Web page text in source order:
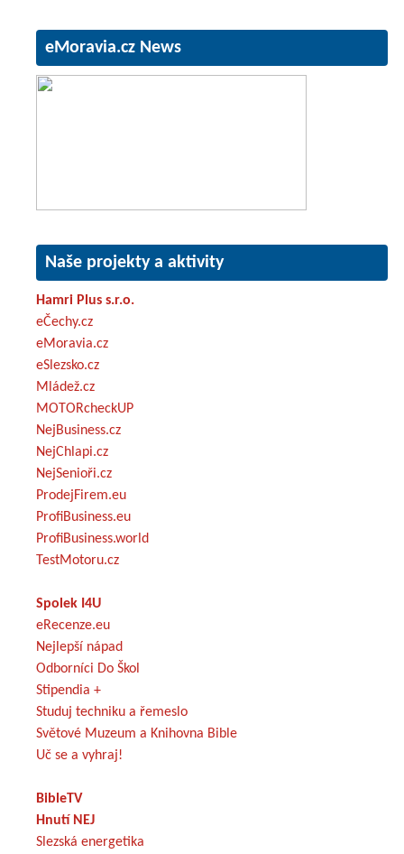
eMoravia.cz News
Naše projekty a aktivity
Hamri Plus s.r.o.
eČechy.cz
eMoravia.cz
eSlezsko.cz
Mládež.cz
MOTORcheckUP
NejBusiness.cz
NejChlapi.cz
NejSenioři.cz
ProdejFirem.eu
ProfiBusiness.eu
ProfiBusiness.world
TestMotoru.cz
Spolek I4U
eRecenze.eu
Nejlepší nápad
Odborníci Do Škol
Stipendia +
Studuj techniku a řemeslo
Světové Muzeum a Knihovna Bible
Uč se a vyhraj!
BibleTV
Hnutí NEJ
Slezská energetika